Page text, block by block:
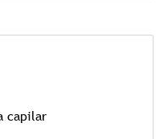
capilar